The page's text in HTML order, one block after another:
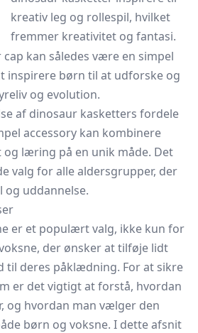
kreativ leg og rollespil, hvilket
fremmer kreativitet og fantasi.
kan således være en simpel
inspirere børn til at udforske og
og evolution.
af dinosaur kasketters fordele
accessory kan kombinere
læring på en unik måde. Det
valg for alle aldersgrupper, der
uddannelse.
er et populært valg, ikke kun for
der ønsker at tilføje lidt
til deres påklædning. For at sikre
er det vigtigt at forstå, hvordan
og hvordan man vælger den
børn og voksne. I dette afsnit